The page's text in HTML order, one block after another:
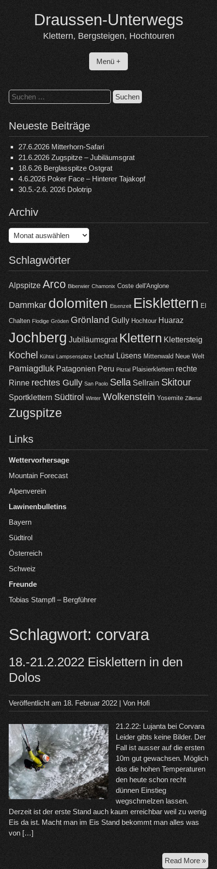
content
Draussen-Unterwegs
Klettern, Bergsteigen, Hochtouren
Menü +
Suchen
nach:
Neueste Beiträge
27.6.2026 Mitterhorn-Safari
21.6.2026 Zugspitze – Jubiläumsgrat
18.6.26 Berglasspitze Ostgrat
4.6.2026 Poker Face – Hinterer Tajakopf
30.5.-2.6. 2026 Dolotrip
Archiv
Archiv
Schlagwörter
Alpspitze Arco Biberwier Chamonix Coste dell'Anglone
Dammkar dolomiten Eisenzeit Eisklettern El
Chalten Flodige Gröden Grönland Gully Hochtour Huaraz
Jochberg Jubiläumsgrat Klettern Klettersteig
Kochel Kühtai Lampsenspitze Lechtal Lüsens Mittenwald Neue Welt
Pamiagdluk Patagonien Peru Pitztal Plaisierklettern rechte
Rinne rechtes Gully San Paolo Sella Sellrain Skitour
Sportklettern Südtirol Winter Wolkenstein Yosemite Zillertal
Zugspitze
Links
Wettervorhersage
Mountain Forecast
Alpenverein
Lawinenbulletins
Bayern
Südtirol
Österreich
Schweiz
Freunde
Tobias Stampfl – Bergführer
Schlagwort: corvara
18.-21.2.2022 Eisklettern in den
Dolos
Veröffentlicht am 18. Februar 2022| Von Hofi
21.2.22: Lujanta bei Corvara
Leider gibts keine Bilder. Der
Fall ist ausser auf die ersten
10m gut gewachsen. Möglich
das die hohen Temperaturen
den heute schon recht
dünnen Einstieg
wegschmelzen lassen.
Derzeit ist der erste Stand auch kaum erreichbar weil zu wenig
Eis da ist. Macht man im Eis Stand bekommt man alles was
von […]
Read More »